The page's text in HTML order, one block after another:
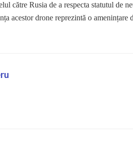
către Rusia de a respecta statutul de
acestor drone reprezintă o amenințare